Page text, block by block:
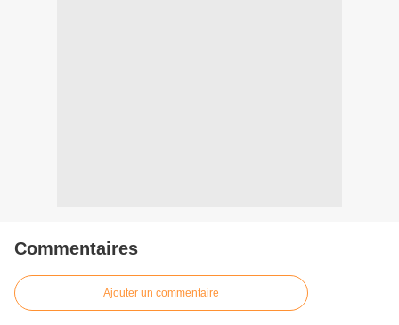
Commentaires
Ajouter un commentaire